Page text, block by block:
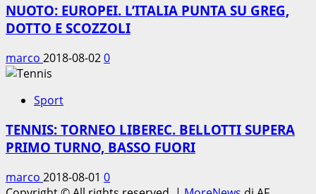
NUOTO: EUROPEI. L’ITALIA PUNTA SU GREG,
DOTTO E SCOZZOLI
marco 2018-08-020
Sport
TENNIS: TORNEO LIBEREC. BELLOTTI SUPERA
PRIMO TURNO, BASSO FUORI
marco 2018-08-01 0